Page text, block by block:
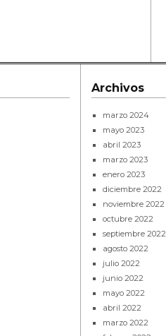
Archivos
marzo 2024
mayo 2023
abril 2023
marzo 2023
enero 2023
diciembre 2022
noviembre 2022
octubre 2022
septiembre 2022
agosto 2022
julio 2022
junio 2022
mayo 2022
abril 2022
marzo 2022